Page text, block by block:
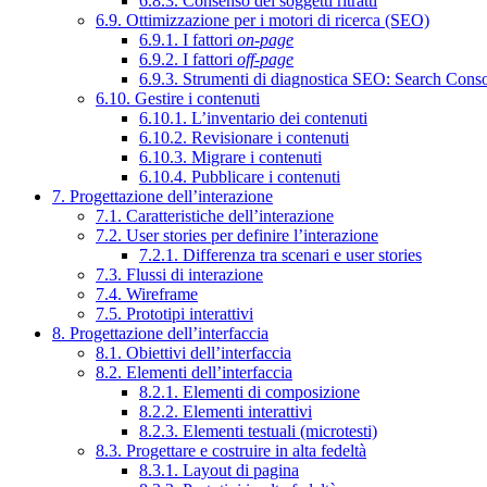
6.9. Ottimizzazione per i motori di ricerca (SEO)
6.9.1. I fattori on-page
6.9.2. I fattori off-page
6.9.3. Strumenti di diagnostica SEO: Search
6.10. Gestire i contenuti
6.10.1. L’inventario dei contenuti
6.10.2. Revisionare i contenuti
6.10.3. Migrare i contenuti
6.10.4. Pubblicare i contenuti
7. Progettazione dell’interazione
7.1. Caratteristiche dell’interazione
7.2. User stories per definire l’interazione
7.2.1. Differenza tra scenari e user stories
7.3. Flussi di interazione
7.4. Wireframe
7.5. Prototipi interattivi
8. Progettazione dell’interfaccia
8.1. Obiettivi dell’interfaccia
8.2. Elementi dell’interfaccia
8.2.1. Elementi di composizione
8.2.2. Elementi interattivi
8.2.3. Elementi testuali (microtesti)
8.3. Progettare e costruire in alta fedeltà
8.3.1. Layout di pagina